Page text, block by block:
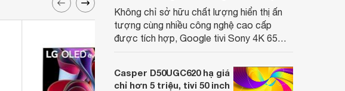
Không chỉ sở hữu chất lượng hiển thị ấn
tượng cùng nhiều công nghệ cao cấp
được tích hợp, Google tivi Sony 4K 65
nhiều cửa hàng điện máy giảm giá sâu.
Casper D50UGC620 hạ giá
chỉ hơn 5 triệu, tivi 50 inch